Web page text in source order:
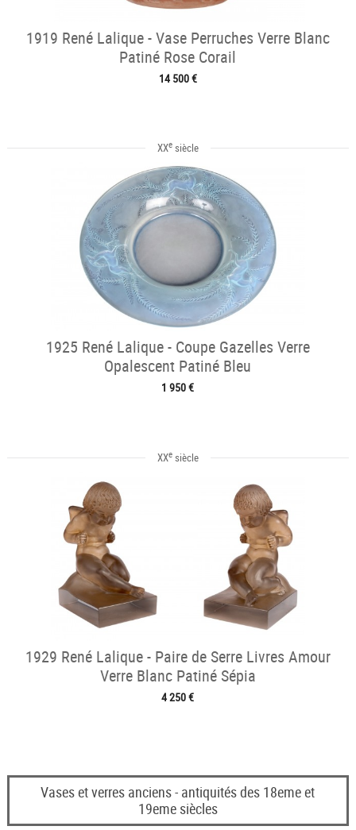
1919 René Lalique - Vase Perruches Verre Blanc
Patiné Rose Corail
14 500 €
XXesiècle
1925 René Lalique - Coupe Gazelles Verre
Opalescent Patiné Bleu
1 950 €
XXesiècle
1929 René Lalique - Paire de Serre Livres Amour
Verre Blanc Patiné Sépia
4 250 €
Vases et verres anciens - antiquités des 18eme et
19eme siècles